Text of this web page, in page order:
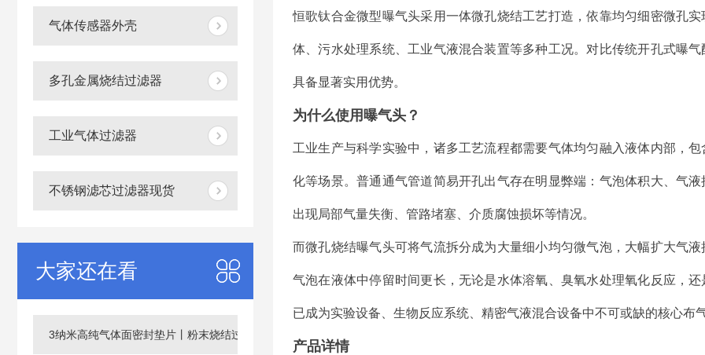
气体传感器外壳
多孔金属烧结过滤器
工业气体过滤器
不锈钢滤芯过滤器现货
大家还在看
3纳米高纯气体面密封垫片丨粉末烧结过滤片
恒歌钛合金微型曝气头采用一体微孔烧结工艺打造，依靠均匀细密微孔
体、污水处理系统、工业气液混合装置等多种工况。对比传统开孔式曝
具备显著实用优势。
为什么使用曝气头？
工业生产与科学实验中，诸多工艺流程都需要气体均匀融入液体内部，
化等场景。普通通气管道简易开孔出气存在明显弊端：气泡体积大、气
出现局部气量失衡、管路堵塞、介质腐蚀损坏等情况。
而微孔烧结曝气头可将气流拆分成为大量细小均匀微气泡，大幅扩大气
气泡在液体中停留时间更长，无论是水体溶氧、臭氧水处理氧化反应，
已成为实验设备、生物反应系统、精密气液混合设备中不可或缺的核心布
产品详情